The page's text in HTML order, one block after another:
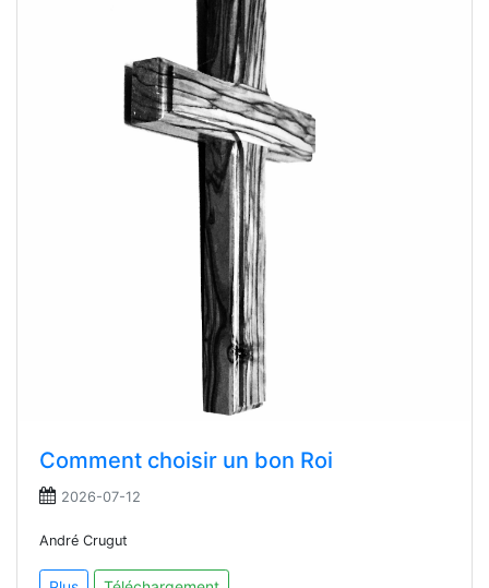
Comment choisir un bon Roi
2026-07-12
André Crugut